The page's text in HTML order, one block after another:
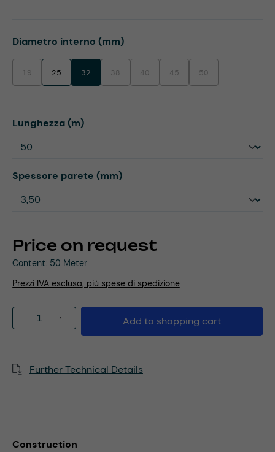
Price on request
Content: 50 Meter
Prezzi IVA esclusa, più spese di spedizione
Select
Diametro interno (mm)
19(This option is currently unavailable.)
25 32 38(This option is currently unavailable.)
40(This option is currently unavailable.)
45(This option is currently
50(This option is
Select
Lunghezza (m)
Select
Spessore parete (mm)
Product Quantity: Enter the desired
Add to shopping cart
Further Technical Details
Construction